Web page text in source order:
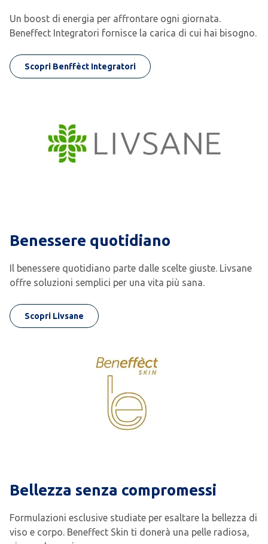
Un boost di energia per affrontare ogni giornata.
Beneffect Integratori fornisce la carica di cui hai bisogno.
Scopri Benffèct Integratori
Benessere quotidiano
Il benessere quotidiano parte dalle scelte giuste. Livsane
offre soluzioni semplici per una vita più sana.
Scopri Livsane
Bellezza senza compromessi
Formulazioni esclusive studiate per esaltare la bellezza di
viso e corpo. Beneffect Skin ti donerà una pelle radiosa,